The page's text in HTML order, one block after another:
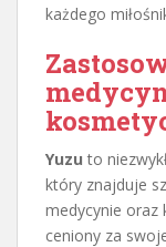
każdego
Yuzu to
który znajduje
medycynie oraz
ceniony za